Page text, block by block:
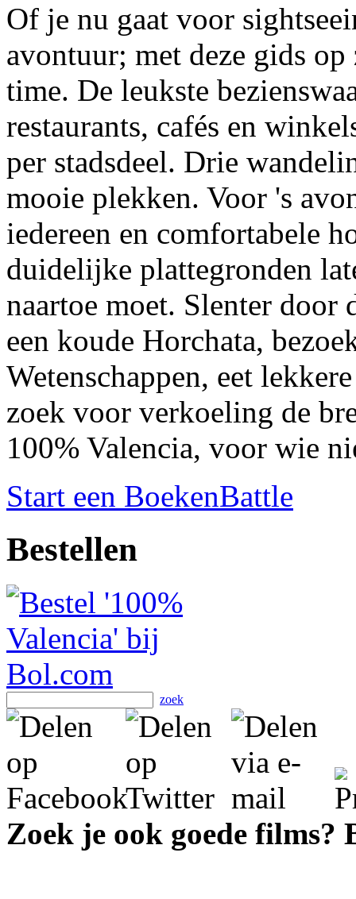
Of je nu gaat voor
avontuur; met deze gids
time. De leukste
restaurants, cafés en
per stadsdeel. Drie
mooie plekken. Voor 's
iedereen en comfortabele
duidelijke plattegronden
naartoe moet. Slenter
een koude Horchata,
Wetenschappen, eet
zoek voor verkoeling de
100% Valencia, voor wie
Start een BoekenBattle
Bestellen
zoek
Zoek je ook goede films?